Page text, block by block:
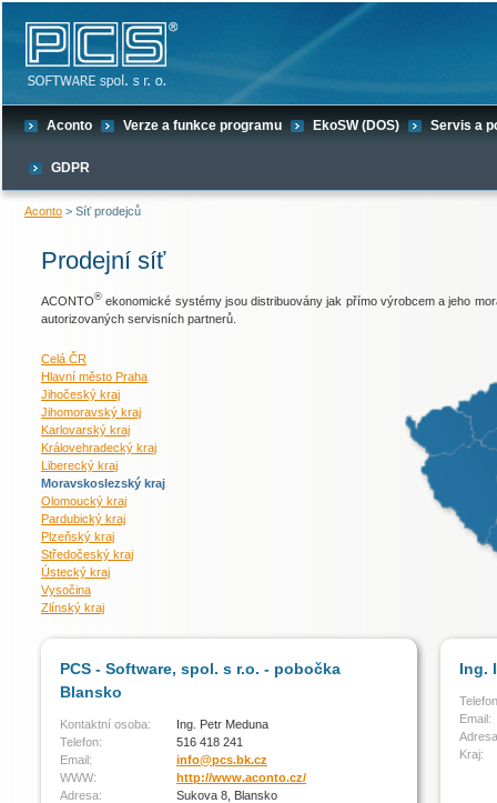
Aconto Verze a funkce programu EkoSW (DOS) Servis a
GDPR
Aconto > Síť prodejců
Prodejní síť
ACONTO® ekonomické systémy jsou distribuovány jak přímo výrobcem a jeho
autorizovaných servisních partnerů.
Celá ČR
Hlavní město Praha
Jihočeský kraj
Jihomoravský kraj
Karlovarský kraj
Královehradecký kraj
Liberecký kraj
Moravskoslezský kraj
Olomoucký kraj
Pardubický kraj
Plzeňský kraj
Středočeský kraj
Ústecký kraj
Vysočina
Zlínský kraj
PCS - Software, spol. s r.o. - pobočka
Blansko
Kontaktní osoba:
Ing. Petr Meduna
Telefon:
516 418 241
Email:
info@pcs.bk.cz
WWW:
http://www.aconto.cz/
Adresa:
Sukova 8, Blansko
Ing.
Email:
Kraj: